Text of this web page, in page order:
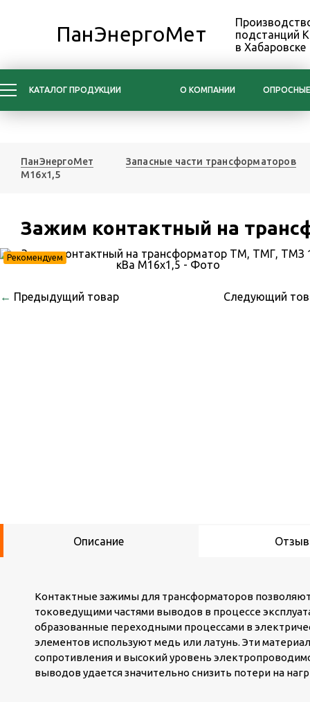
ПанЭнергоМет
подстанций
в Хабаровске
КАТАЛОГ ПРОДУКЦИИ О КОМПАНИИ
ПанЭнергоМет
Запасные части трансформаторов
М16х1,5
Зажим контактный на
Рекомендуем
← Предыдущий товар Следующий
Описание
Контактные зажимы для трансформаторов
токоведущими частями выводов в процессе
образованные переходными процессами в
элементов используют медь или латунь. Эти
сопротивления и высокий уровень
выводов удается значительно снизить потери на